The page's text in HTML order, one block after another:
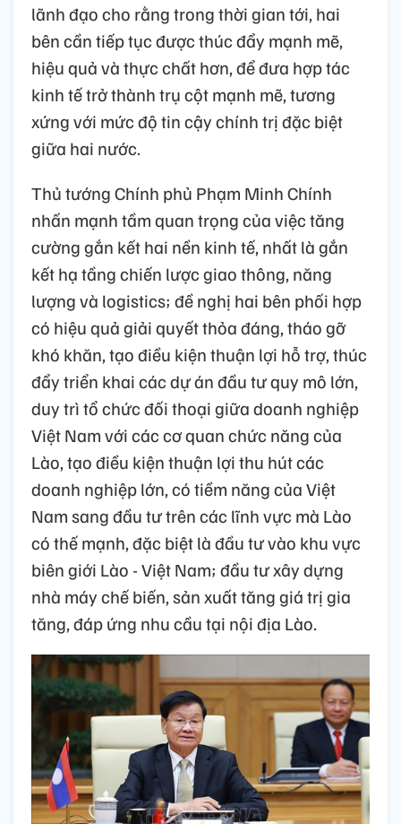
lãnh đạo cho rằng trong thời gian tới, hai
bên cần tiếp tục được thúc đẩy mạnh mẽ,
hiệu quả và thực chất hơn, để đưa hợp tác
kinh tế trở thành trụ cột mạnh mẽ, tương
xứng với mức độ tin cậy chính trị đặc biệt
giữa hai nước.
Thủ tướng Chính phủ Phạm Minh Chính
nhấn mạnh tầm quan trọng của việc tăng
cường gắn kết hai nền kinh tế, nhất là gắn
kết hạ tầng chiến lược giao thông, năng
lượng và logistics; đề nghị hai bên phối hợp
có hiệu quả giải quyết thỏa đáng, tháo gỡ
khó khăn, tạo điều kiện thuận lợi hỗ trợ, thúc
đẩy triển khai các dự án đầu tư quy mô lớn,
duy trì tổ chức đối thoại giữa doanh nghiệp
Việt Nam với các cơ quan chức năng của
Lào, tạo điều kiện thuận lợi thu hút các
doanh nghiệp lớn, có tiềm năng của Việt
Nam sang đầu tư trên các lĩnh vực mà Lào
có thế mạnh, đặc biệt là đầu tư vào khu vực
biên giới Lào - Việt Nam; đầu tư xây dựng
nhà máy chế biến, sản xuất tăng giá trị gia
tăng, đáp ứng nhu cầu tại nội địa Lào.